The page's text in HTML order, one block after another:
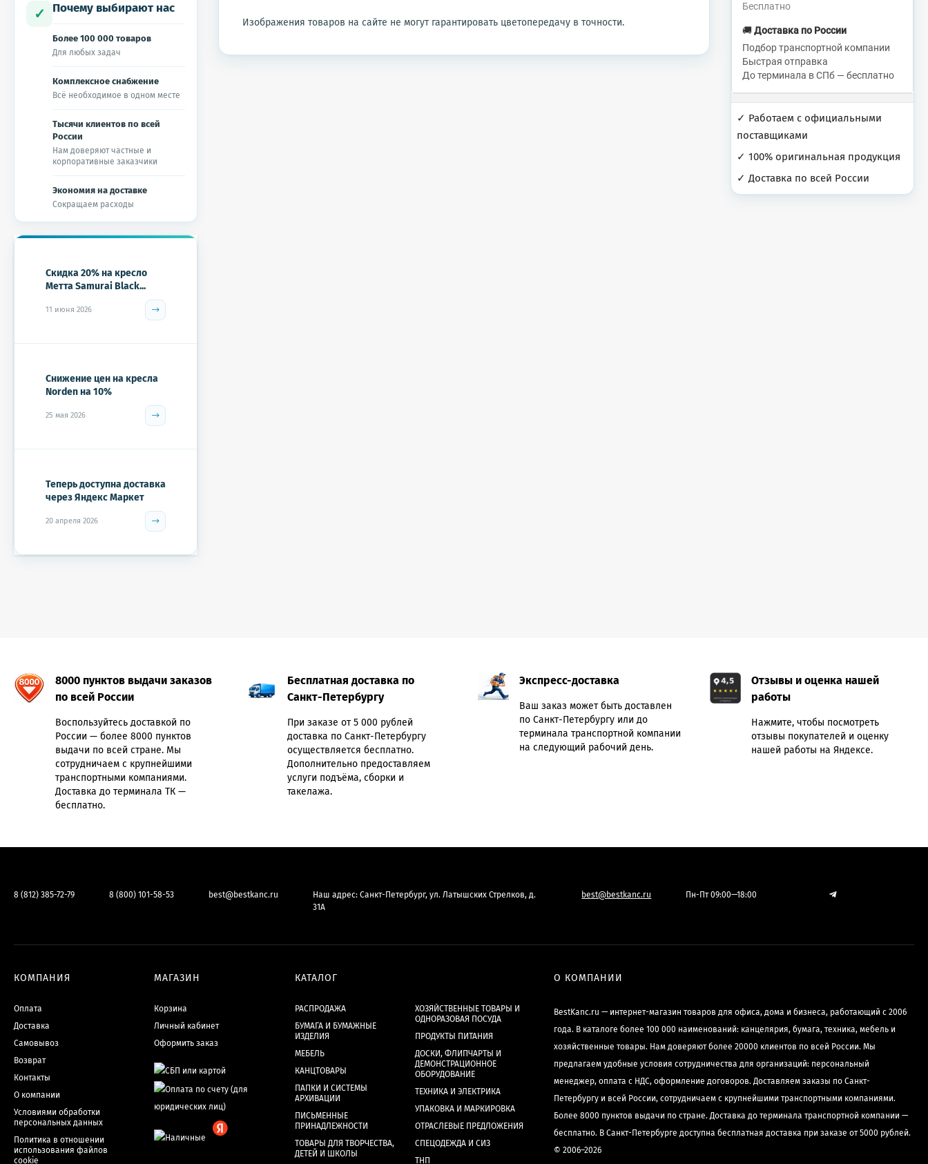
Изображения товаров на сайте не могут гарантировать цветопередачу в точности.
Бесплатно
🚚 Доставка по России
Подбор транспортной компании
Быстрая отправка
До терминала в СПб — бесплатно
✓ Работаем с официальными
поставщиками
✓ 100% оригинальная продукция
✓ Доставка по всей России
✓ Почему выбирают нас
Более 100 000 товаров
Для любых задач
Комплексное снабжение
Всё необходимое в одном месте
Тысячи клиентов по всей
России
Нам доверяют частные и
корпоративные заказчики
Экономия на доставке
Сокращаем расходы
Скидка 20% на кресло
Метта Samurai Black...
11 июня 2026
Снижение цен на кресла
Norden на 10%
25 мая 2026
Теперь доступна доставка
через Яндекс Маркет
20 апреля 2026
8000 пунктов выдачи заказов
по всей России
Воспользуйтесь доставкой по
России — более 8000 пунктов
выдачи по всей стране. Мы
сотрудничаем с крупнейшими
транспортными компаниями.
Доставка до терминала ТК —
бесплатно.
Бесплатная доставка по
Санкт-Петербургу
При заказе от 5 000 рублей
доставка по Санкт-Петербургу
осуществляется бесплатно.
Дополнительно предоставляем
услуги подъёма, сборки и
такелажа.
Экспресс-доставка
Ваш заказ может быть доставлен
по Санкт-Петербургу или до
терминала транспортной компании
на следующий рабочий день.
Отзывы и оценка нашей
работы
Нажмите, чтобы посмотреть
отзывы покупателей и оценку
нашей работы на Яндексе.
8 (812) 385-72-79 8 (800) 101-58-53 best@bestkanc.ru
Наш адрес: Санкт-Петербург, ул. Латышских Стрелков, д.
31А
best@bestkanc.ru Пн-Пт 09:00—18:00
КОМПАНИЯ
Оплата
Доставка
Самовывоз
Возврат
Контакты
О компании
Условиями обработки
персональных данных
Политика в отношении
использования файлов
cookie
МАГАЗИН
Корзина
Личный кабинет
Оформить заказ
КАТАЛОГ
РАСПРОДАЖА
БУМАГА И БУМАЖНЫЕ
ИЗДЕЛИЯ
МЕБЕЛЬ
КАНЦТОВАРЫ
ПАПКИ И СИСТЕМЫ
АРХИВАЦИИ
ПИСЬМЕННЫЕ
ПРИНАДЛЕЖНОСТИ
ТОВАРЫ ДЛЯ ТВОРЧЕСТВА,
ДЕТЕЙ И ШКОЛЫ
ХОЗЯЙСТВЕННЫЕ ТОВАРЫ И
ОДНОРАЗОВАЯ ПОСУДА
ПРОДУКТЫ ПИТАНИЯ
ДОСКИ, ФЛИПЧАРТЫ И
ДЕМОНСТРАЦИОННОЕ
ОБОРУДОВАНИЕ
ТЕХНИКА И ЭЛЕКТРИКА
УПАКОВКА И МАРКИРОВКА
ОТРАСЛЕВЫЕ ПРЕДЛОЖЕНИЯ
СПЕЦОДЕЖДА И СИЗ
ТНП
О КОМПАНИИ
BestKanc.ru — интернет-магазин товаров для офиса, дома и бизнеса, работающий с 2006
года. В каталоге более 100 000 наименований: канцелярия, бумага, техника, мебель и
хозяйственные товары. Нам доверяют более 20000 клиентов по всей России. Мы
предлагаем удобные условия сотрудничества для организаций: персональный
менеджер, оплата с НДС, оформление договоров. Доставляем заказы по Санкт-
Петербургу и всей России, сотрудничаем с крупнейшими транспортными компаниями.
Более 8000 пунктов выдачи по стране. Доставка до терминала транспортной компании —
бесплатно. В Санкт-Петербурге доступна бесплатная доставка при заказе от 5000 рублей.
© 2006–2026